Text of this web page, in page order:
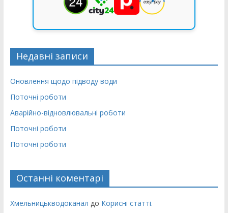
Недавні записи
Оновлення щодо підводу води
Поточні роботи
Аварійно-відновлювальні роботи
Поточні роботи
Поточні роботи
Останні коментарі
Хмельницькводоканал до Корисні статті.